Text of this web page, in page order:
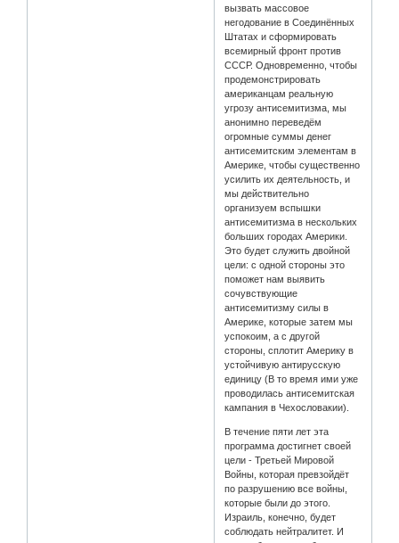
вызвать массовое
негодование в Соединённых
Штатах и сформировать
всемирный фронт против
СССР. Одновременно, чтобы
продемонстрировать
американцам реальную
угрозу антисемитизма, мы
анонимно переведём
огромные суммы денег
антисемитским элементам в
Америке, чтобы существенно
усилить их деятельность, и
мы действительно
организуем вспышки
антисемитизма в нескольких
больших городах Америки.
Это будет служить двойной
цели: с одной стороны это
поможет нам выявить
сочувствующие
антисемитизму силы в
Америке, которые затем мы
успокоим, а с другой
стороны, сплотит Америку в
устойчивую антирусскую
единицу (В то время ими уже
проводилась антисемитская
кампания в Чехословакии).
В течение пяти лет эта
программа достигнет своей
цели - Третьей Мировой
Войны, которая превзойдёт
по разрушению все войны,
которые были до этого.
Израиль, конечно, будет
соблюдать нейтралитет. И